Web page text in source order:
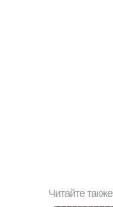
Читайте также